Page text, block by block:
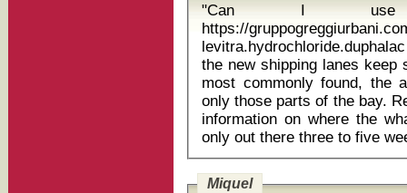
"Can I use
https://
levitra.hydrochloride.duphalac
the new shipping lanes keep
most commonly found, the
only those parts of the bay.
information on where the
Miquel